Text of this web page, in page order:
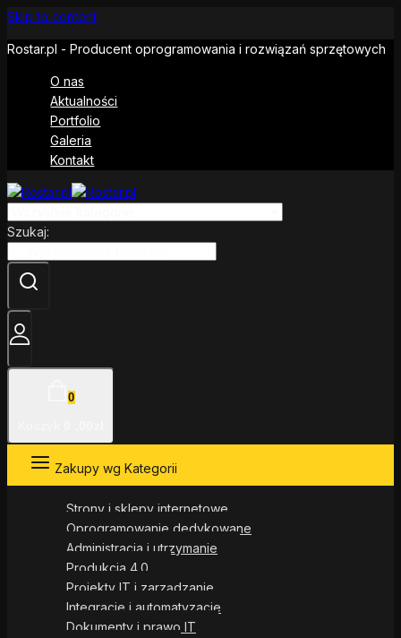
Skip to content
Rostar.pl - Producent oprogramowania i rozwiązań sprzętowych
O nas
Aktualności
Portfolio
Galeria
Kontakt
Szukaj:
0
Zakupy wg Kategorii
Strony i sklepy internetowe
Oprogramowanie dedykowane
Administracja i utrzymanie
Produkcja 4.0
Projekty IT i zarządzanie
Integracje i automatyzacje
Dokumenty i prawo IT